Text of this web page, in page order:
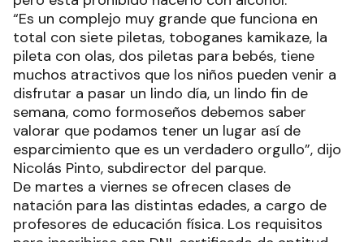
“Es un complejo muy grande que funciona en
total con siete piletas, toboganes kamikaze, la
pileta con olas, dos piletas para bebés, tiene
muchos atractivos que los niños pueden venir a
disfrutar a pasar un lindo día, un lindo fin de
semana, como formoseños debemos saber
valorar que podamos tener un lugar así de
esparcimiento que es un verdadero orgullo”, dijo
Nicolás Pinto, subdirector del parque.
De martes a viernes se ofrecen clases de
natación para las distintas edades, a cargo de
profesores de educación física. Los requisitos